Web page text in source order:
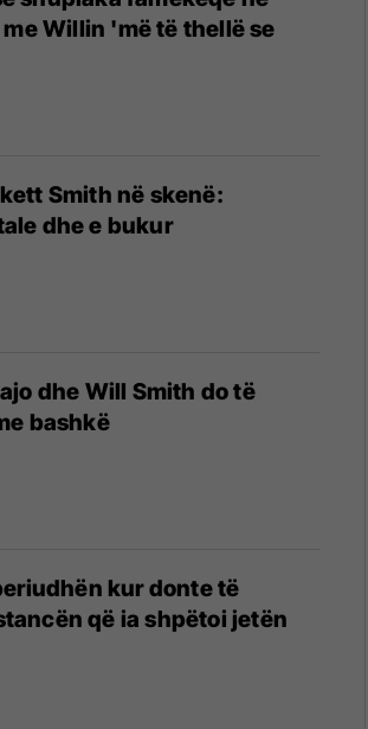
Willin 'më të thellë se
Smith në skenë:
dhe e bukur
dhe Will Smith do të
bashkë
kur donte të
që ia shpëtoi jetën